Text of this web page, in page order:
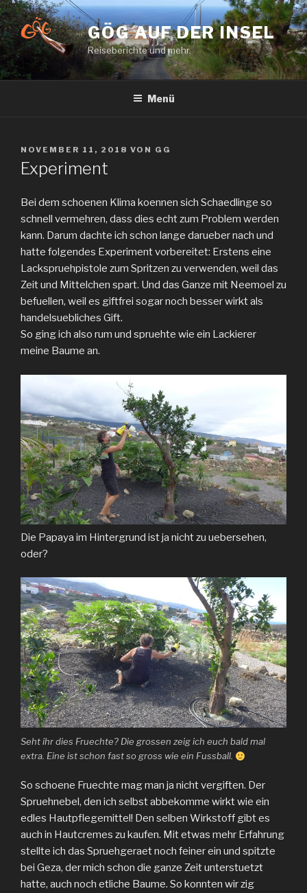
Zum
Inhalt
springen
GÖG AUF DER INSEL
Reiseberichte und mehr.
Menü
VERÖFFENTLICHT
AM
NOVEMBER 11, 2018 VON GG
Experiment
Bei dem schoenen Klima koennen sich Schaedlinge so
schnell vermehren, dass dies echt zum Problem werden
kann. Darum dachte ich schon lange darueber nach und
hatte folgendes Experiment vorbereitet: Erstens eine
Lackspruehpistole zum Spritzen zu verwenden, weil das
Zeit und Mittelchen spart. Und das Ganze mit Neemoel zu
befuellen, weil es giftfrei sogar noch besser wirkt als
handelsuebliches Gift.
So ging ich also rum und spruehte wie ein Lackierer
meine Baume an.
Die Papaya im Hintergrund ist ja nicht zu uebersehen,
oder?
Seht ihr dies Fruechte? Die grossen zeig ich euch bald mal
extra. Eine ist schon fast so gross wie ein Fussball.
So schoene Fruechte mag man ja nicht vergiften. Der
Spruehnebel, den ich selbst abbekomme wirkt wie ein
edles Hautpflegemittel! Den selben Wirkstoff gibt es
auch in Hautcremes zu kaufen. Mit etwas mehr Erfahrung
stellte ich das Spruehgeraet noch feiner ein und spitzte
bei Geza, der mich schon die ganze Zeit unterstuetzt
hatte, auch noch etliche Baume. So konnten wir zig